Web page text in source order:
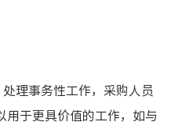
理事务性工作，采购人员
用于更具价值的工作，如与